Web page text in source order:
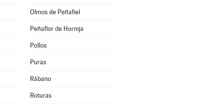
Olmos de Peñafiel
Peñaflor de Hornija
Pollos
Puras
Rábano
Roturas